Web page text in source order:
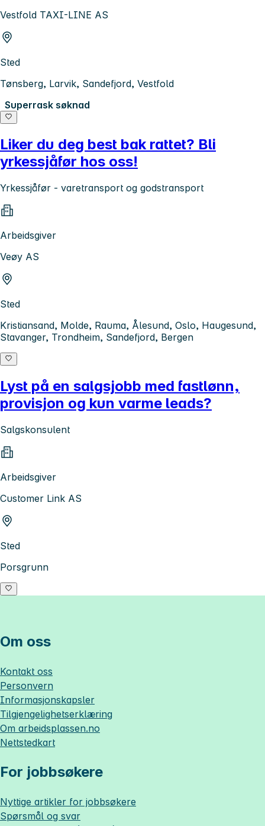
Vestfold TAXI-LINE AS
Sted
Tønsberg, Larvik, Sandefjord, Vestfold
Superrask søknad
Liker du deg best bak rattet? Bli
yrkessjåfør hos oss!
Yrkessjåfør - varetransport og godstransport
Arbeidsgiver
Veøy AS
Sted
Kristiansand, Molde, Rauma, Ålesund, Oslo, Haugesund,
Stavanger, Trondheim, Sandefjord, Bergen
Lyst på en salgsjobb med fastlønn,
provisjon og kun varme leads?
Salgskonsulent
Arbeidsgiver
Customer Link AS
Sted
Porsgrunn
Om oss
Kontakt oss
Personvern
Informasjonskapsler
Tilgjengelighetserklæring
Om arbeidsplassen.no
Nettstedkart
For jobbsøkere
Nyttige artikler for jobbsøkere
Spørsmål og svar